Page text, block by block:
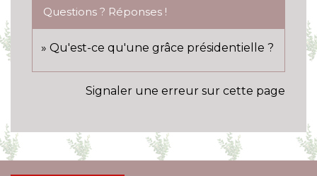
Questions ? Réponses !
Qu'est-ce qu'une grâce présidentielle ?
Signaler une erreur sur cette page